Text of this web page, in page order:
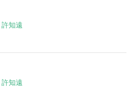
許知遠
許知遠